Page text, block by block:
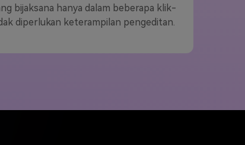
bijaksana hanya dalam beberapa klik-
diperlukan keterampilan pengeditan.